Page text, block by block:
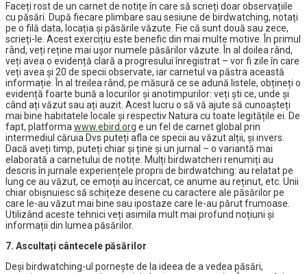
Faceți rost de un carnet de notițe în care să scrieți doar observațiile
cu păsări. După fiecare plimbare sau sesiune de birdwatching, notați
pe o filă data, locația și păsările văzute. Fie că sunt două sau zece,
scrieți-le. Acest exercițiu este benefic din mai multe motive. În primul
rând, veți reține mai ușor numele păsărilor văzute. În al doilea rând,
veți avea o evidență clară a progresului înregistrat – vor fi zile în care
veți avea și 20 de specii observate, iar carnetul va păstra această
informație. În al treilea rând, pe măsură ce se adună listele, obțineți o
evidență foarte bună a locurilor și anotimpurilor: veți ști ce, unde și
când ați văzut sau ați auzit. Acest lucru o să vă ajute să cunoașteți
mai bine habitatele locale și respectiv Natura cu toate legitățile ei. De
fapt, platforma www.ebird.org e un fel de carnet global prin
intermediul căruia Dvs puteți afla ce specii au văzut alții, și invers.
Dacă aveți timp, puteți chiar și ține și un jurnal – o variantă mai
elaborată a carnetului de notițe. Mulți birdwatcheri renumiți au
descris în jurnale experiențele proprii de birdwatching: au relatat pe
lung ce au văzut, ce emoții au încercat, ce anume au reținut, etc. Unii
chiar obișnuiesc să schițeze desene cu caractere ale păsărilor pe
care le-au văzut mai bine sau ipostaze care le-au părut frumoase.
Utilizând aceste tehnici veți asimila mult mai profund noțiuni și
informații din lumea păsărilor.
7. Ascultați cântecele păsărilor
Deși birdwatching-ul pornește de la ideea de a vedea păsări,